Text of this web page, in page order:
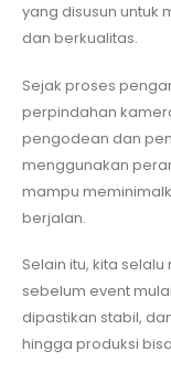
yang disusun untuk
dan berkualitas.
Sejak proses
perpindahan
pengodean dan
menggunakan
mampu
berjalan.
Selain itu, kita
sebelum event
dipastikan stabil,
hingga produksi